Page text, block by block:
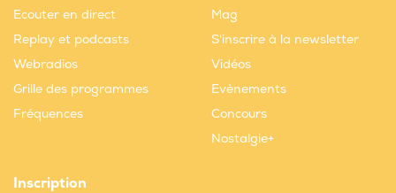
Ecouter en direct
Replay et podcasts
Webradios
Grille des programmes
Fréquences
Mag
S'inscrire à la newsletter
Vidéos
Evènements
Concours
Nostalgie+
Inscription